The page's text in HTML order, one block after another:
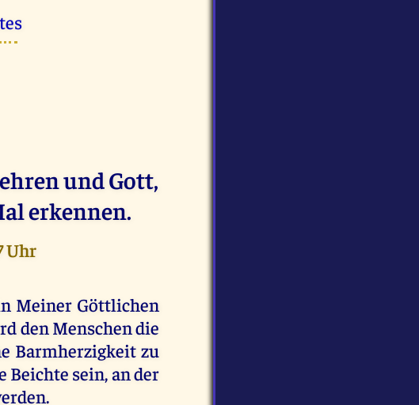
und Gott,
erkennen.
Uhr
Meiner Göttlichen
den Menschen die
Barmherzigkeit zu
Beichte sein, an der